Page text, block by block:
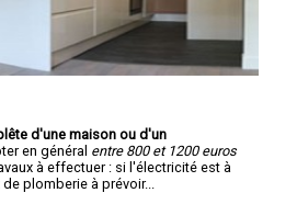
d'une maison ou d'un
en général entre 800 et 1200 euros
à effectuer : si l'électricité est à
plomberie à prévoir...